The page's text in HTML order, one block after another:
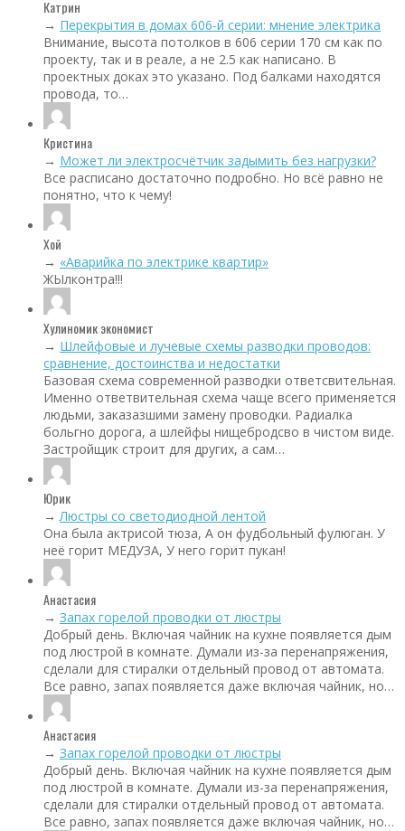
Катрин
→ Перекрытия в домах 606‑й серии: мнение электрика
Внимание, высота потолков в 606 серии 170 см как по
проекту, так и в реале, а не 2.5 как написано. В
проектных доках это указано. Под балками находятся
провода, то…
Кристина
→ Может ли электросчётчик задымить без нагрузки?
Все расписано достаточно подробно. Но всё равно не
понятно, что к чему!
Хой
→ «Аварийка по электрике квартир»
ЖЫлконтра!!!
Хулиномик экономист
→ Шлейфовые и лучевые схемы разводки проводов:
сравнение, достоинства и недостатки
Базовая схема современной разводки ответсвительная.
Именно ответвительная схема чаще всего применяется
людьми, заказазшими замену проводки. Радиалка
больгно дорога, а шлейфы нищебродсво в чистом виде.
Застройщик строит для других, а сам…
Юрик
→Люстры со светодиодной лентой
Она была актрисой тюза, А он фудбольный фулюган. У
неё горит МЕДУЗА, У него горит пукан!
Анастасия
→ Запах горелой проводки от люстры
Добрый день. Включая чайник на кухне появляется дым
под люстрой в комнате. Думали из-за перенапряжения,
сделали для стиралки отдельный провод от автомата.
Все равно, запах появляется даже включая чайник, но…
Анастасия
→ Запах горелой проводки от люстры
Добрый день. Включая чайник на кухне появляется дым
под люстрой в комнате. Думали из-за перенапряжения,
сделали для стиралки отдельный провод от автомата.
Все равно, запах появляется даже включая чайник, но…